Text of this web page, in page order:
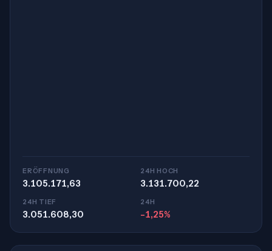
ERÖFFNUNG
3.105.171,63
24H HOCH
3.131.700,22
24H TIEF
3.051.608,30
24H
-1,25%